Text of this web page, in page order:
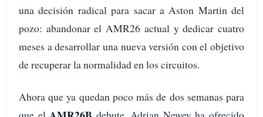
una decisión radical para sacar a Aston Martin del
pozo: abandonar el AMR26 actual y dedicar cuatro
meses a desarrollar una nueva versión con el objetivo
de recuperar la normalidad en los circuitos.
Ahora que ya quedan poco más de dos semanas para